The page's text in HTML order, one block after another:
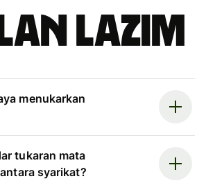
Lazim
menukarkan
tukaran mata
syarikat?